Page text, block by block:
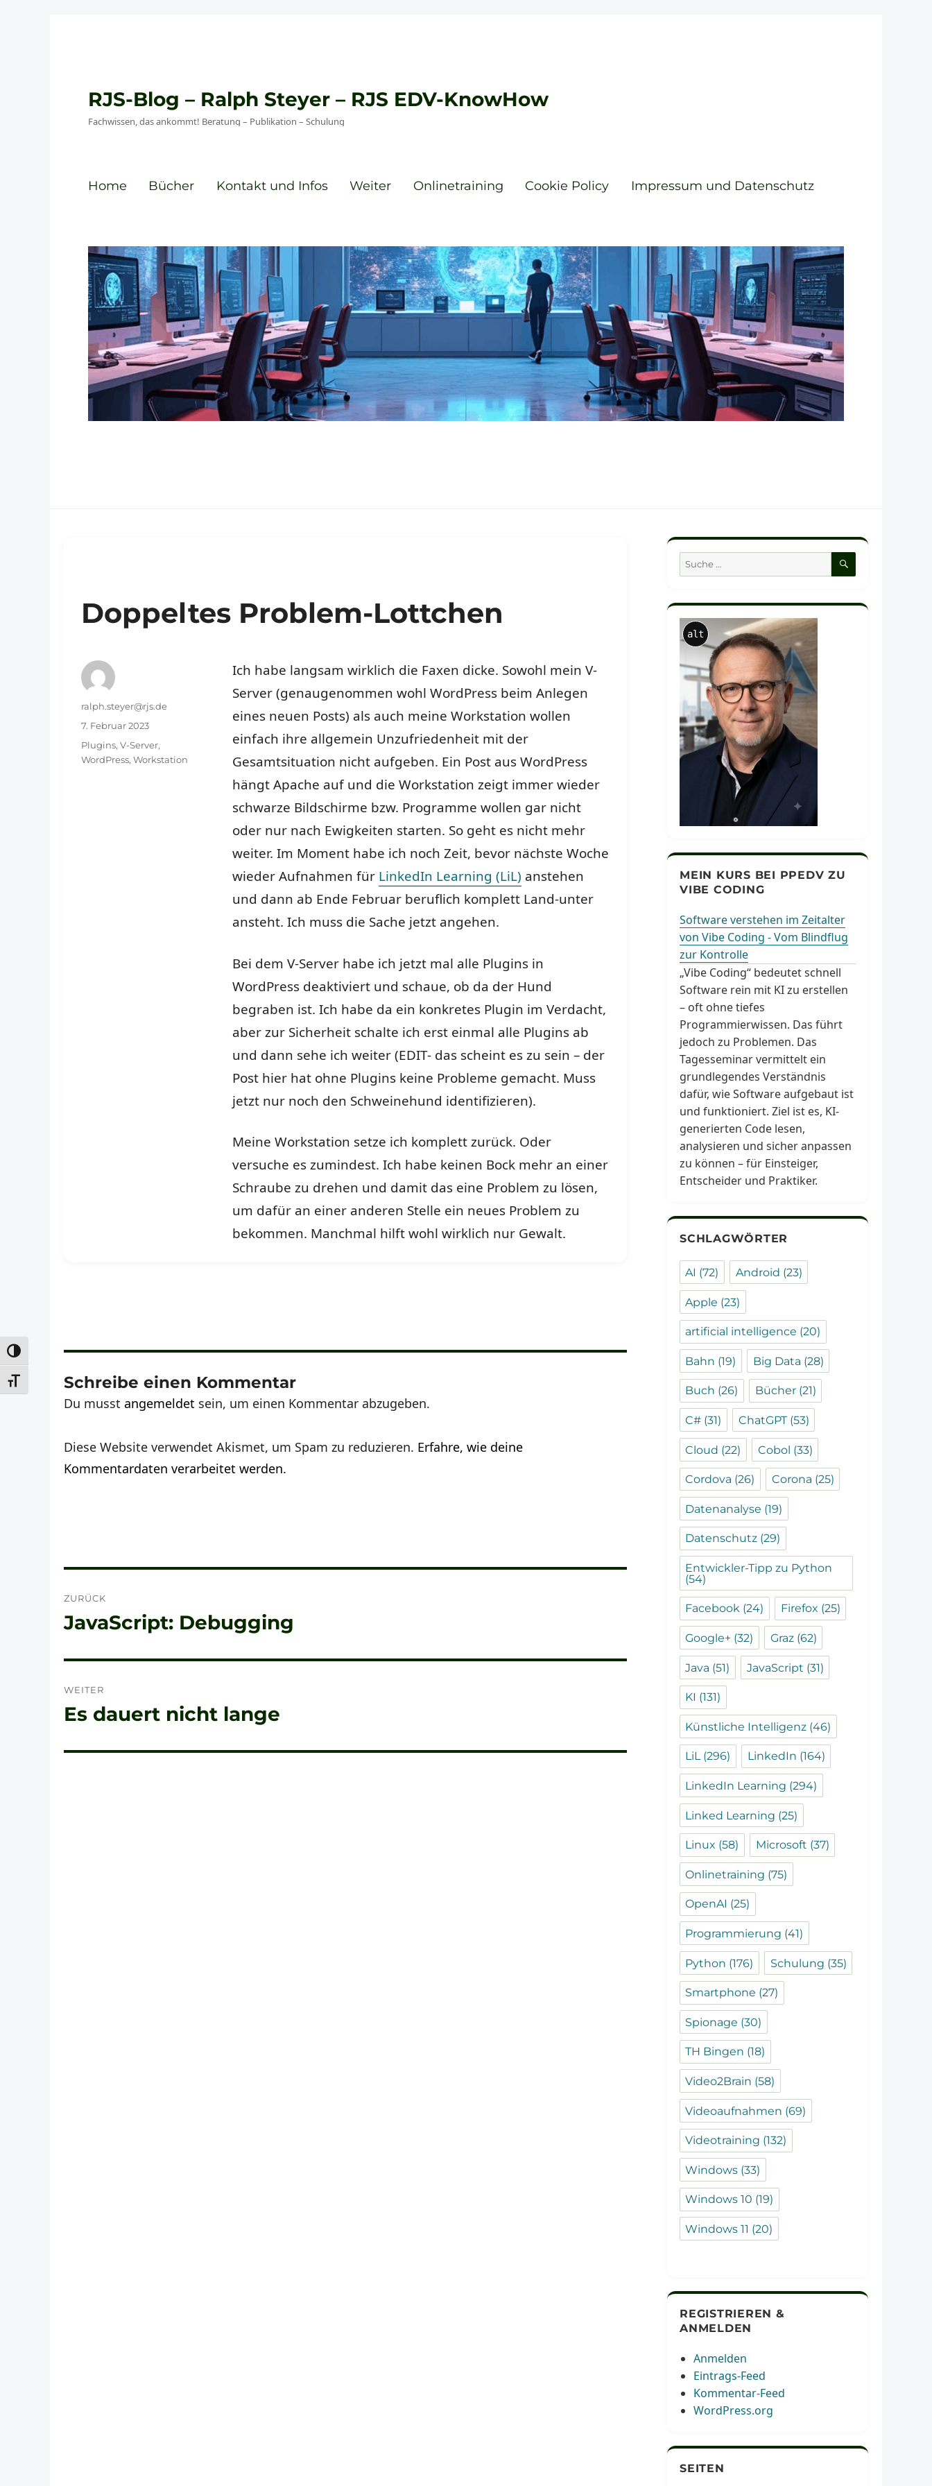
UMSCHALTEN AUF HOHE KONTRASTE
SCHRIFT VERGRÖSSERN
RJS-Blog – Ralph Steyer – RJS EDV-KnowHow
Fachwissen, das ankommt! Beratung – Publikation – Schulung
Home Bücher Kontakt und Infos Weiter Onlinetraining Cookie Policy Impressum und Datenschutz
Doppeltes Problem-Lottchen
Ich habe langsam wirklich die Faxen dicke. Sowohl mein V-
Server (genaugenommen wohl WordPress beim Anlegen
eines neuen Posts) als auch meine Workstation wollen
einfach ihre allgemein Unzufriedenheit mit der
Gesamtsituation nicht aufgeben. Ein Post aus WordPress
hängt Apache auf und die Workstation zeigt immer wieder
schwarze Bildschirme bzw. Programme wollen gar nicht
oder nur nach Ewigkeiten starten. So geht es nicht mehr
weiter. Im Moment habe ich noch Zeit, bevor nächste Woche
wieder Aufnahmen für LinkedIn Learning (LiL) anstehen
und dann ab Ende Februar beruflich komplett Land-unter
ansteht. Ich muss die Sache jetzt angehen.
Bei dem V-Server habe ich jetzt mal alle Plugins in
WordPress deaktiviert und schaue, ob da der Hund
begraben ist. Ich habe da ein konkretes Plugin im Verdacht,
aber zur Sicherheit schalte ich erst einmal alle Plugins ab
und dann sehe ich weiter (EDIT- das scheint es zu sein – der
Post hier hat ohne Plugins keine Probleme gemacht. Muss
jetzt nur noch den Schweinehund identifizieren).
Meine Workstation setze ich komplett zurück. Oder
versuche es zumindest. Ich habe keinen Bock mehr an einer
Schraube zu drehen und damit das eine Problem zu lösen,
um dafür an einer anderen Stelle ein neues Problem zu
bekommen. Manchmal hilft wohl wirklich nur Gewalt.
Autor
ralph.steyer@rjs.de
Veröffentlicht
am
7. Februar 2023
Schlagwörter
Plugins, V-Server,
WordPress, Workstation
Schreibe einen Kommentar
Du musst angemeldet sein, um einen Kommentar abzugeben.
Diese Website verwendet Akismet, um Spam zu reduzieren. Erfahre, wie deine
Kommentardaten verarbeitet werden.
ZURÜCK
Vorheriger
JavaScript: Debugging
WEITER
Nächster
Es dauert nicht lange
Suche
nach:
SUCHEN
alt
MEIN KURS BEI PPEDV ZU
VIBE CODING
Software verstehen im Zeitalter
von Vibe Coding - Vom Blindflug
zur Kontrolle
„Vibe Coding“ bedeutet schnell
Software rein mit KI zu erstellen
– oft ohne tiefes
Programmierwissen. Das führt
jedoch zu Problemen. Das
Tagesseminar vermittelt ein
grundlegendes Verständnis
dafür, wie Software aufgebaut ist
und funktioniert. Ziel ist es, KI-
generierten Code lesen,
analysieren und sicher anpassen
zu können – für Einsteiger,
Entscheider und Praktiker.
SCHLAGWÖRTER
AI (72) Android (23)
Apple (23)
artificial intelligence (20)
Bahn (19) Big Data (28)
Buch (26) Bücher(21)
C# (31) ChatGPT(53)
Cloud (22) Cobol (33)
Cordova (26) Corona (25)
Datenanalyse (19)
Datenschutz (29)
Entwickler-Tipp zu Python
(54)
Facebook (24) Firefox (25)
Google+ (32) Graz(62)
Java (51) JavaScript (31)
KI (131)
Künstliche Intelligenz (46)
LiL(296) LinkedIn (164)
LinkedIn Learning (294)
Linked Learning (25)
Linux (58) Microsoft (37)
Onlinetraining (75)
OpenAI (25)
Programmierung (41)
Python (176) Schulung (35)
Smartphone (27)
Spionage (30)
TH Bingen (18)
Video2Brain (58)
Videoaufnahmen (69)
Videotraining (132)
Windows (33)
Windows 10 (19)
Windows 11 (20)
REGISTRIEREN &
ANMELDEN
Anmelden
Eintrags-Feed
Kommentar-Feed
WordPress.org
SEITEN